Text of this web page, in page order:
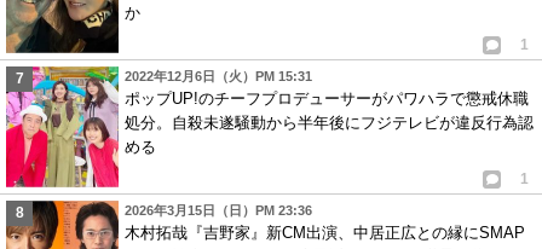
か
1
2022年12月6日（火）PM 15:31
ポップUP!のチーフプロデューサーがパワハラで懲戒休職
処分。自殺未遂騒動から半年後にフジテレビが違反行為認
める
1
2026年3月15日（日）PM 23:36
木村拓哉『吉野家』新CM出演、中居正広との縁にSMAP